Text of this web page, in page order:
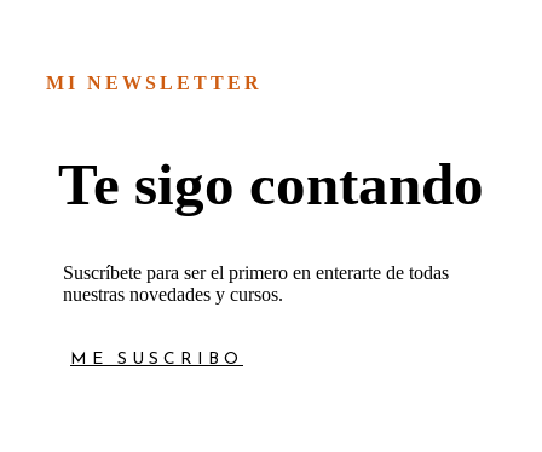
MI NEWSLETTER
Te sigo contando
Suscríbete para ser el primero en enterarte de todas
nuestras novedades y cursos.
ME SUSCRIBO